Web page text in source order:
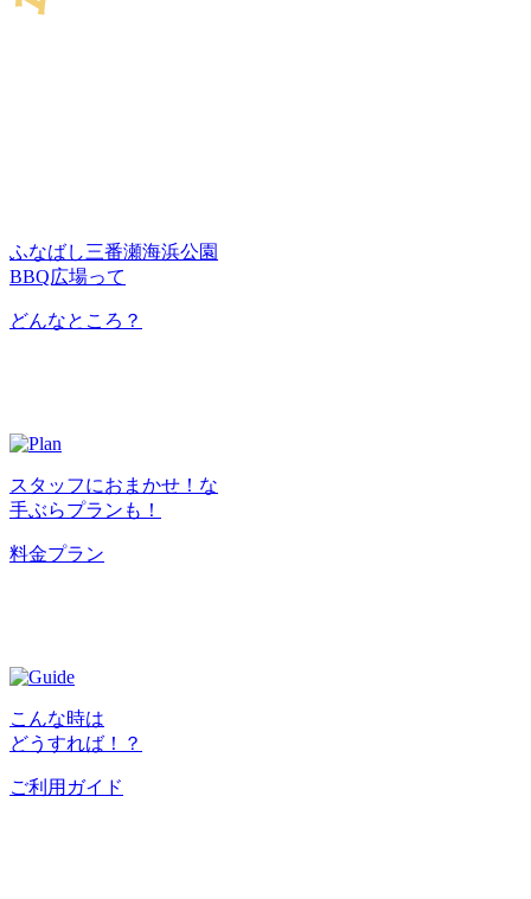
ふなばし三番瀬海浜公園
BBQ広場って
どんなところ？
スタッフにおまかせ！な
手ぶらプランも！
料金プラン
こんな時は
どうすれば！？
ご利用ガイド